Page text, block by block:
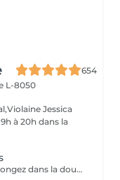
654
L-8050
Jessica
à 20h dans la
Retrouvez une peau douce et soyeuse Plongez dans la douceur tropicale dIndonésie à travers les notes épicées des huiles essentielles de Girofle et de Muscade. Ce gommage aux effluves chauds et naturels vous transporte tout en exfoliant délicatement votre peau : elle est douce, lumineuse et satinée.